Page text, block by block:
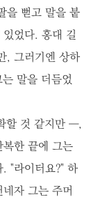
을 뻗고 말을 붙
었다. 홍대 길
, 그러기엔 상하
말을 더듬었
할 것 같지만 ―,
한 끝에 그는
"라이터요?" 하
자 그는 주머